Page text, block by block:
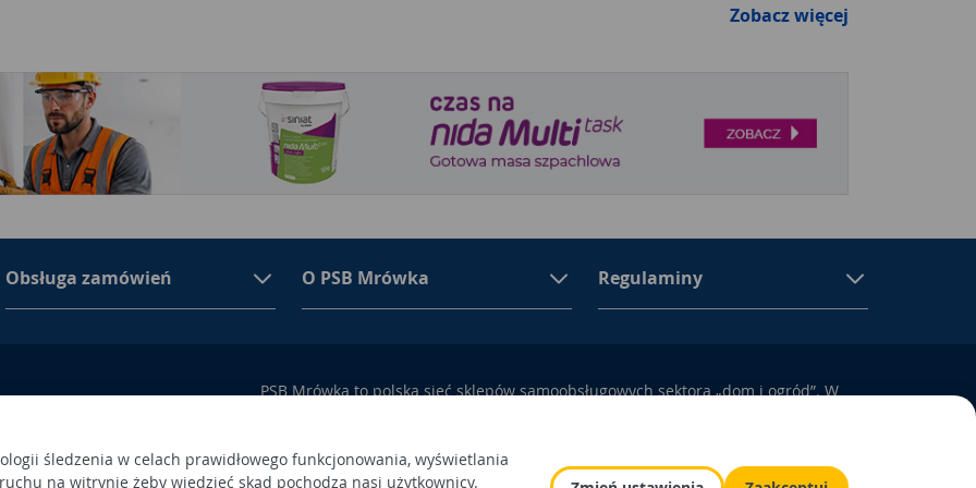
śledzenia w celach prawidłowego funkcjonowania, wyświetlania
na witrynie żeby wiedzieć skąd pochodzą nasi użytkownicy.
Zobacz więcej
Obsługa zamówień O PSB Mrówka Regulaminy
Busko-Zdrój
PSB Mrówka to polska sieć sklepów samoobsługowych sektora „dom i ogród”. W
także artykuły związane z ogrodem i otoczeniem domu.